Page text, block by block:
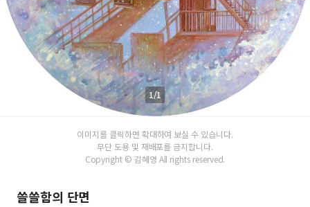
1/1
이미지를 클릭하면 확대하여 보실 수 있습니다.
무단 도용 및 재배포를 금지합니다.
Copyright © 김혜영 All rights reserved.
쓸쓸함의 단면